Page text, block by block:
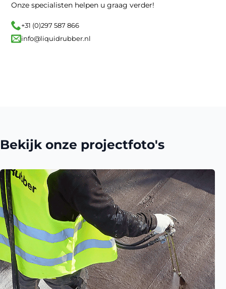
Onze specialisten helpen u graag verder!
+31 (0)297 587 866
info@liquidrubber.nl
Bekijk onze projectfoto's